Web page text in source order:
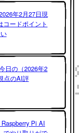
年2月27日現
コードポイント
日の（2026年2
点のAI評
Pi AI